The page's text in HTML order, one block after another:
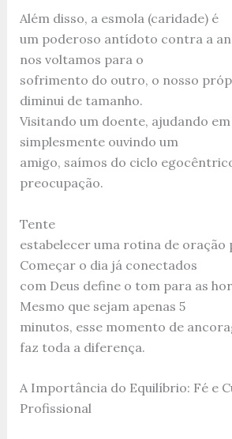
Além disso, a esmola (caridade) é
um poderoso antídoto contra a
nos voltamos para o
sofrimento do outro, o nosso
diminui de tamanho.
Visitando um doente, ajudando
simplesmente ouvindo um
amigo, saímos do ciclo
preocupação.
Tente
estabelecer uma rotina de oração
Começar o dia já conectados
com Deus define o tom para as
Mesmo que sejam apenas 5
minutos, esse momento de
faz toda a diferença.
A Importância do Equilíbrio: Fé e
Profissional